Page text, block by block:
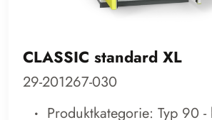
CLASSIC standard XL
29-201267-030
Produktkategorie: Typ 90